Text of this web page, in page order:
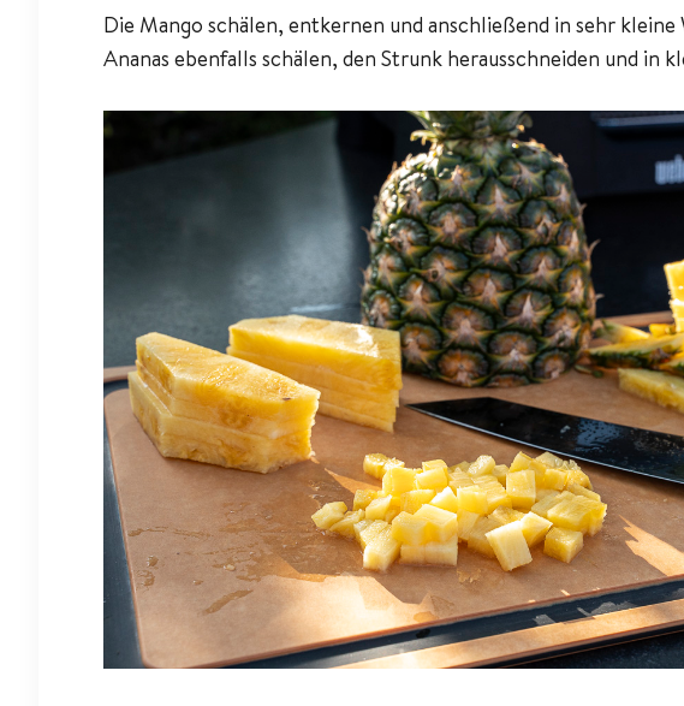
Die Mango schälen, entkernen und anschließend in sehr kleine
Ananas ebenfalls schälen, den Strunk herausschneiden und in